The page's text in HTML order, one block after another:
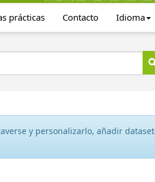
prácticas Contacto Idioma
y personalizarlo, añadir